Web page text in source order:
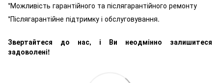
*Можливість гарантійного та післягарантійного ремонту
*Післягарантійне підтримку і обслуговування.
Звертайтеся до нас, і Ви неодмінно залишитеся
задоволені!